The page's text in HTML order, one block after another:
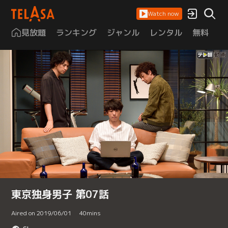
Watch now
見放題 ランキング ジャンル レンタル 無料
東京独身男子 第07話
Aired on 2019/06/01 40mins